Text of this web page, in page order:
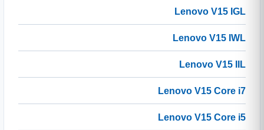
Lenovo V15 IGL
Lenovo V15 IWL
Lenovo V15 IIL
Lenovo V15 Core i7
Lenovo V15 Core i5